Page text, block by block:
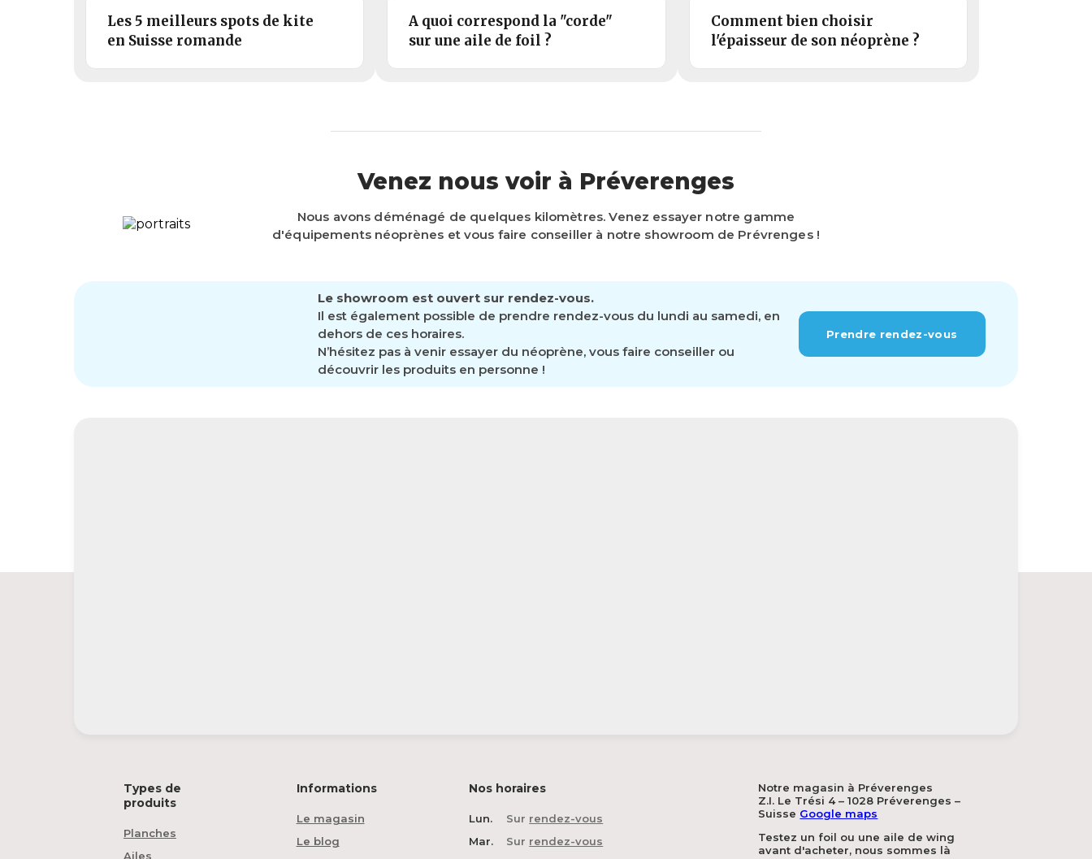
Les 5 meilleurs spots de kite
en Suisse romande
A quoi correspond la "corde"
sur une aile de foil ?
Comment bien choisir
l'épaisseur de son néoprène ?
Venez nous voir à Préverenges
Nous avons déménagé de quelques kilomètres. Venez essayer notre gamme
d'équipements néoprènes et vous faire conseiller à notre showroom de Prévrenges !
Le showroom est ouvert sur rendez-vous.
Il est également possible de prendre rendez-vous du lundi au samedi, en
dehors de ces horaires.
N’hésitez pas à venir essayer du néoprène, vous faire conseiller ou
découvrir les produits en personne !
Prendre rendez-vous
Types de
produits
Planches
Ailes
Informations
Le magasin
Le blog
Nos horaires
Lun. Sur rendez-vous
Mar.
Sur rendez-vous
Notre magasin à Préverenges
Z.I. Le Trési 4 – 1028 Préverenges –
Suisse Google maps
Testez un foil ou une aile de wing
avant d'acheter, nous sommes là